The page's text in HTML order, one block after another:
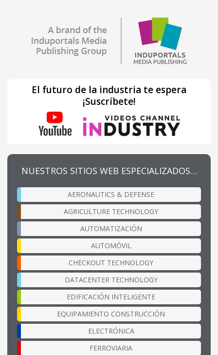
El futuro de la industria te espera
¡Suscríbete!
NUESTROS SITIOS WEB ESPECIALIZADOS…
AERONAUTICS & DEFENSE
AGRICULTURE TECHNOLOGY
AUTOMATIZACIÓN
AUTOMÓVIL
CHECKOUT TECHNOLOGY
DATACENTER TECHNOLOGY
EDIFICACIÓN INTELIGENTE
EQUIPAMIENTO CONSTRUCCIÓN
ELECTRÓNICA
FERROVIARIA